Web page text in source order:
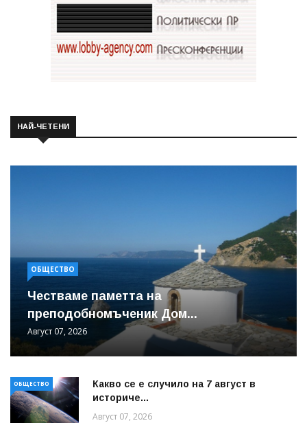
НАЙ-ЧЕТЕНИ
ОБЩЕСТВО
Честваме паметта на
преподобномъченик Дом...
Август 07, 2026
ОБЩЕСТВО
Какво се е случило на 7 август в
историче...
Август 07, 2026